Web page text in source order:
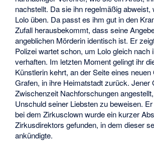
nachstellt. Da sie ihn regelmäßig abweist,
Lolo üben. Da passt es ihm gut in den
Zufall herausbekommt, dass seine
angeblichen Mörderin identisch ist. Er
Polizei wartet schon, um Lolo gleich nach
verhaften. Im letzten Moment gelingt ihr
Künstlerin kehrt, an der Seite eines neuen
Grafen, in ihre Heimatstadt zurück. Jener
Zwischenzeit Nachforschungen
Unschuld seiner Liebsten zu beweisen.
bei dem Zirkusclown wurde ein kurzer
Zirkusdirektors gefunden, in dem dieser
ankündigte.